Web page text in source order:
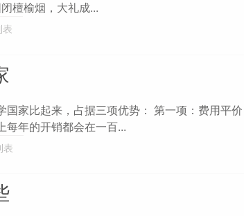
檀榆烟，大礼成...
表
家比起来，占据三项优势： 第一项：费用平
每年的开销都会在一百...
表